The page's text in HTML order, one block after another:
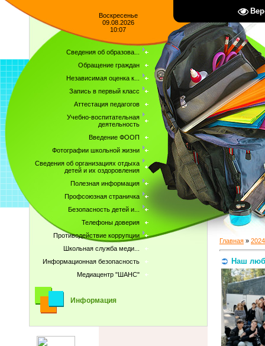
Воскресенье
09.08.2026
10:07
Сведения об образова...
Обращение граждан
Независимая оценка к...
Запись в первый класс
Аттестация педагогов
Учебно-воспитательная
деятельность
Введение ФООП
Фотографии школьной жизни
Сведения об организациях отдыха
детей и их оздоровления
Полезная информация
Профсоюзная страничка
Безопасность детей и...
Телефоны доверия
Противодействие коррупции
Школьная служба меди...
Информационная безопасность
Медиацентр "ШАНС"
Информация
Главная » 2024
Наш